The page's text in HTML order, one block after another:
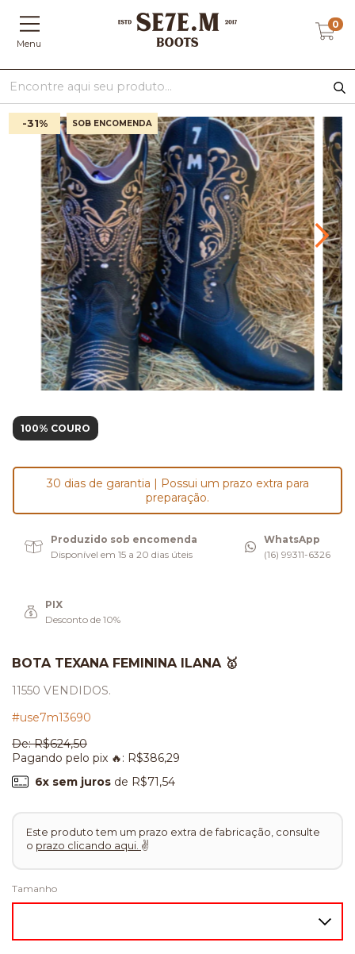
Menu
0
-31% SOB ENCOMENDA
100% COURO
30 dias de garantia | Possui um prazo extra para
preparação.
Produzido sob encomenda
Disponível em 15 a 20 dias úteis
WhatsApp
(16) 99311-6326
PIX
Desconto de 10%
BOTA TEXANA FEMININA ILANA 🥇
11550 VENDIDOS.
#use7m13690
De:R$624,50
Pagando pelo pix 🔥: R$386,29
6x sem jurosde R$71,54
Este produto tem um prazo extra de fabricação, consulte
o prazo clicando aqui. ✌
Tamanho